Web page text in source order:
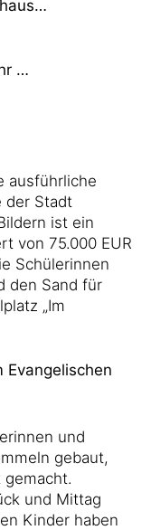
…
ausführliche
der Stadt
ist ein
von 75.000 EUR
Schülerinnen
den Sand für
„Im
Evangelischen
und
gebaut,
und Mittag
Kinder haben